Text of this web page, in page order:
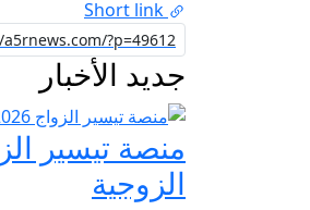
Short link
جديد الأخبار
الزوجية